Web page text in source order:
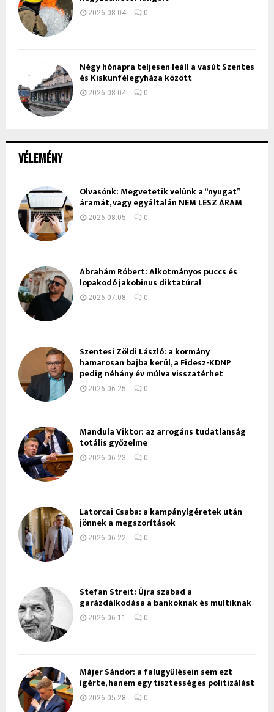
VÉLEMÉNY
Olvasónk: Megvetetik velünk a “nyugat”
áramát, vagy egyáltalán NEM LESZ ÁRAM
2026.08.05. 0
Ábrahám Róbert: Alkotmányos puccs és
lopakodó jakobinus diktatúra!
2026.07.08. 0
Szentesi Zöldi László: a kormány
hamarosan bajba kerül, a Fidesz-KDNP
pedig néhány év múlva visszatérhet
2026.06.25. 0
Mandula Viktor: az arrogáns tudatlanság
totális győzelme
2026.06.23. 0
Latorcai Csaba: a kampányígéretek után
jönnek a megszorítások
2026.06.22. 0
Stefan Streit: Újra szabad a
garázdálkodása a bankoknak és multiknak
2026.06.11. 0
Májer Sándor: a falugyűlésein sem ezt
ígérte, hanem egy tisztességes politizálást
2026.05.28. 0
2026.08.04. 0
Négy hónapra teljesen leáll a vasút Szentes
és Kiskunfélegyháza között
2026.08.04. 0